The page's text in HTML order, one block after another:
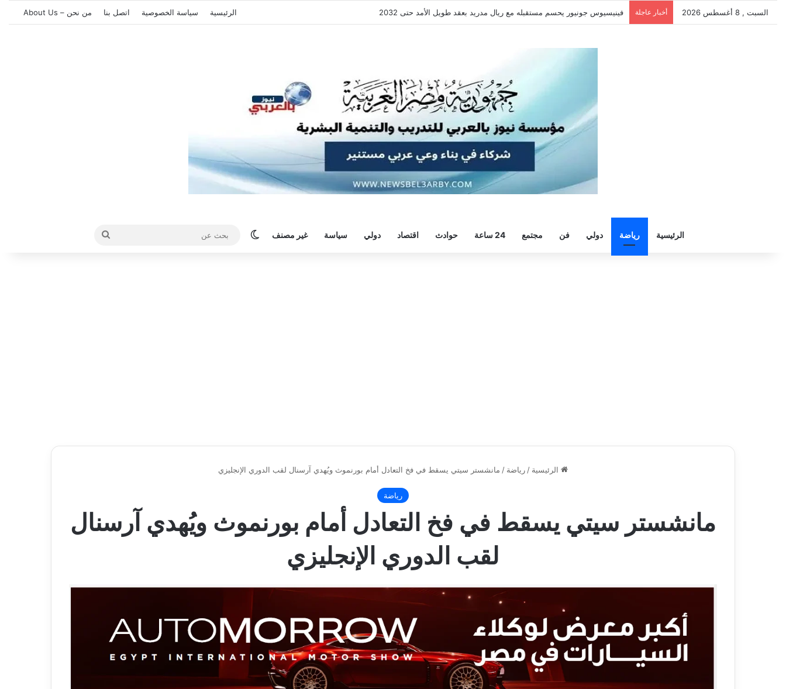
السبت , 8 أغسطس 2026 أخبار عاجلة سيلتيك يكثف مفاوضاته لحسم صفقة هيثم حسن.. واللاعب يُرحب الرئيسية سياسة الخصوصية اتصل بنا من نحن – About Us
الرئيسية رياضة دولي فن مجتمع 24 ساعة حوادث اقتصاد دولي سياسة غير مصنف الوضع المظلم
بحث
الرئيسية / رياضة / مانشستر سيتي يسقط في فخ التعادل أمام بورنموث ويُهدي آرسنال لقب الدوري الإنجليزي
رياضة
مانشستر سيتي يسقط في فخ التعادل أمام بورنموث ويُهدي آرسنال
لقب الدوري الإنجليزي